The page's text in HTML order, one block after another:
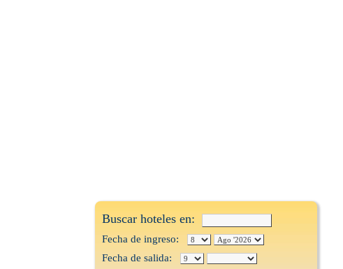
Buscar hoteles en:
Fecha de ingreso:
Fecha de salida: